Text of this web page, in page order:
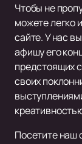
Чтобы не
можете легко
сайте. У нас
афишу его
предстоящих
своих
Посетите наш